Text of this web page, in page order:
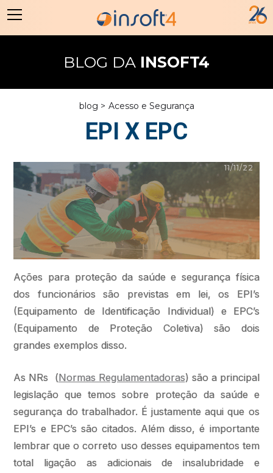
BLOG DAINSOFT4
blog > Acesso e Segurança
EPI X EPC
11/11/22
Ações para proteção da saúde e segurança física
dos funcionários são previstas em lei, os EPI’s
(Equipamento de Identificação Individual) e EPC’s
(Equipamento de Proteção Coletiva) são dois
grandes exemplos disso.
As NRs (Normas Regulamentadoras) são a principal
legislação que temos sobre proteção da saúde e
segurança do trabalhador. É justamente aqui que os
EPI’s e EPC’s são citados. Além disso, é importante
lembrar que o correto uso desses equipamentos tem
total ligação as adicionais de insalubridade e